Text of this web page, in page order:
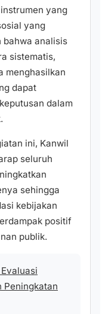
yang
yang
bahwa analisis
sistematis,
menghasilkan
dapat
dalam
ini, Kanwil
seluruh
sehingga
kebijakan
positif
publik.
Peningkatan